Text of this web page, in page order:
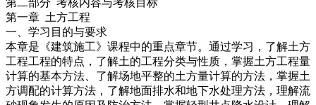
第一章 土方工程
一、学习目的与要求
本章是《建筑施工》课程中的重点章节。通过学习，了解土方
工程工程的特点，了解土的工程分类与性质，掌握土方工程量
计算的基本方法、了解场地平整的土方量计算的方法，掌握土
方调配的计算方法，了解地面排水和地下水处理方法，理解流